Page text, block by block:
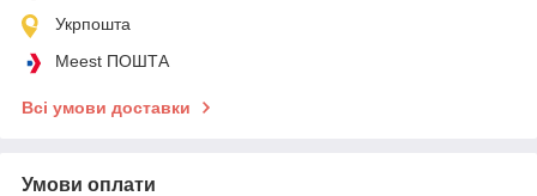
Укрпошта
Meest ПОШТА
Всі умови доставки
Умови оплати